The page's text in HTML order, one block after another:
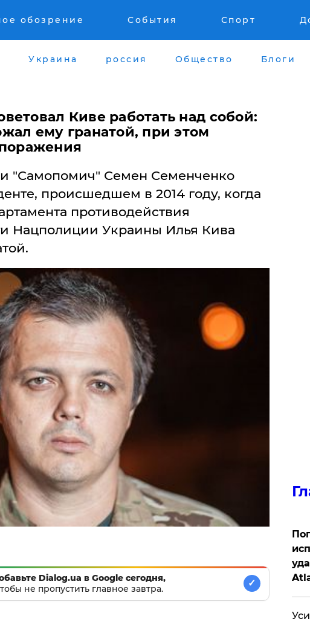
обозрение События Спорт
Украина россия Общество Блоги
Киве работать над собой:
ему гранатой, при этом
"Самопомич" Семен Семенченко
происшедшем в 2014 году, когда
противодействия
Нацполиции Украины Илья Кива
Dialog.ua в Google сегодня,
не пропустить главное завтра.
✓